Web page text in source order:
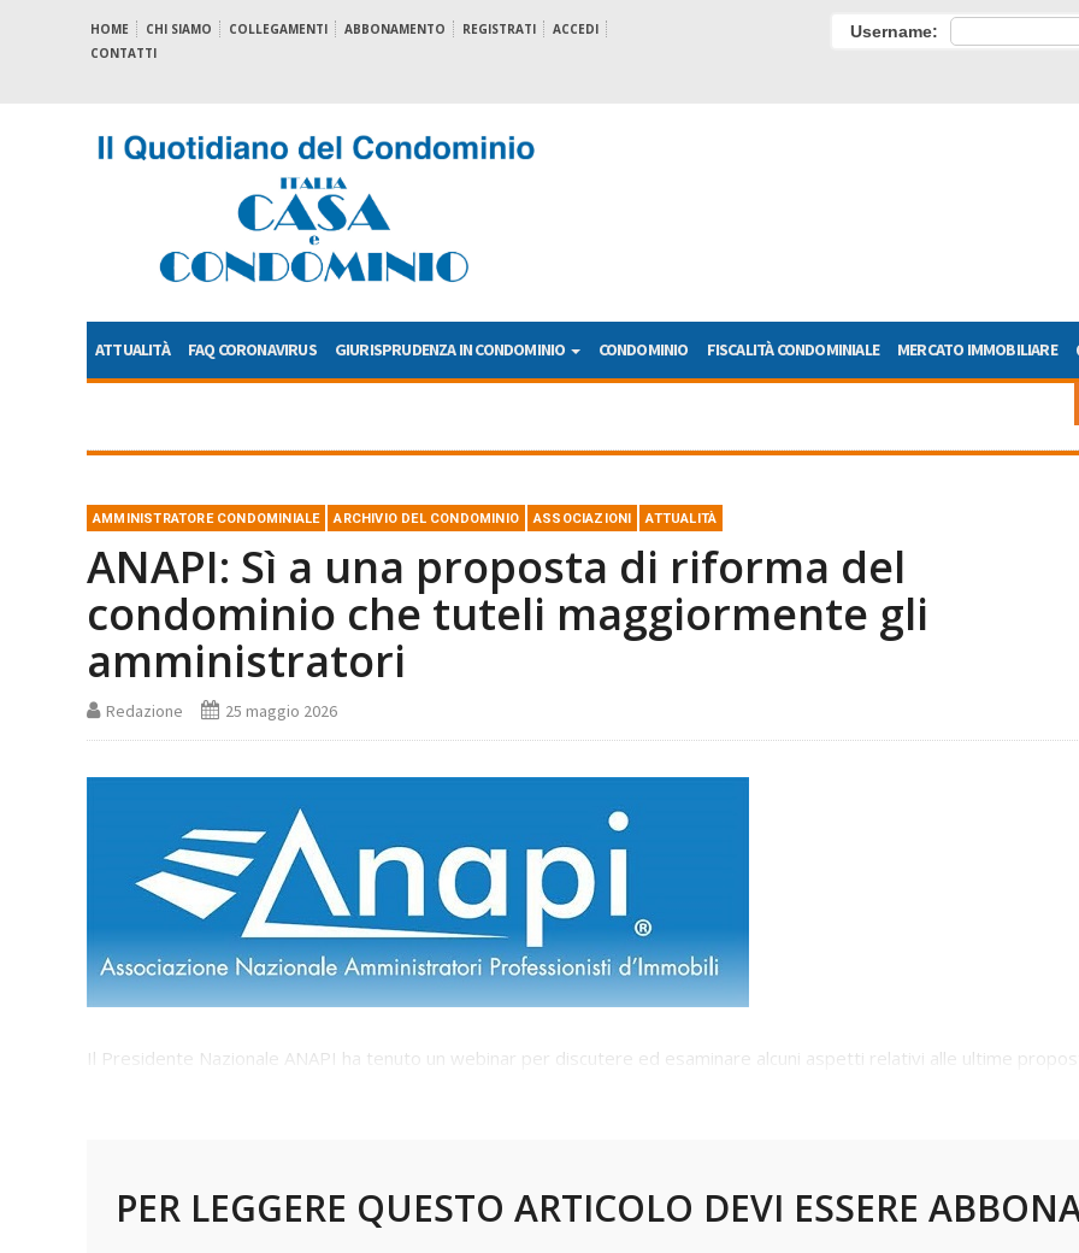
HOME CHI SIAMO COLLEGAMENTI ABBONAMENTO REGISTRATI
ACCEDI
CONTATTI
Username:
ATTUALITÀ FAQ CORONAVIRUS GIURISPRUDENZA IN CONDOMINIO CONDOMINIO FISCALITÀ CONDOMINIALE MERCATO IMMOBILIARE
AMMINISTRATORE CONDOMINIALE ARCHIVIO DEL CONDOMINIO ASSOCIAZIONI ATTUALITÀ
ANAPI: Sì a una proposta di riforma del
condominio che tuteli maggiormente gli
amministratori
Redazione 25 maggio 2026
Il Presidente Nazionale ANAPI ha tenuto un webinar per discutere ed esaminare alcuni aspetti relativi alle ultime
PER LEGGERE QUESTO ARTICOLO DEVI ESSERE